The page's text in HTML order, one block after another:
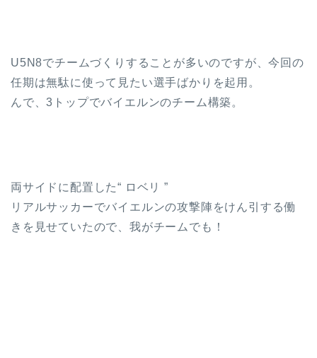
U5N8でチームづくりすることが多いのですが、今回の
任期は無駄に使って見たい選手ばかりを起用。
んで、3トップでバイエルンのチーム構築。
両サイドに配置した“ ロベリ ”
リアルサッカーでバイエルンの攻撃陣をけん引する働
きを見せていたので、我がチームでも！